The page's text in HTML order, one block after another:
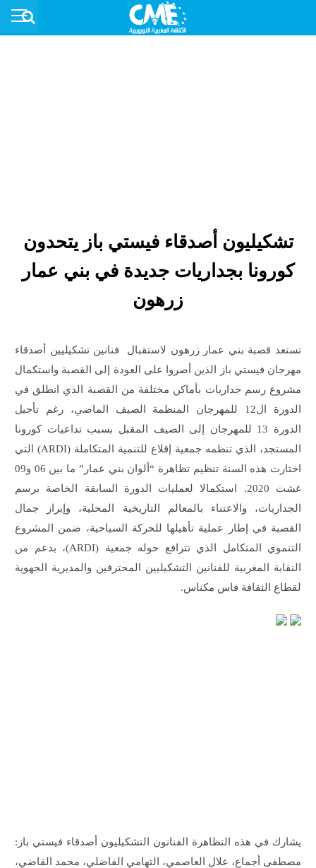
تشكيليون أصدقاء فيستي باز يتحدون
كورونا بجداريات جديدة في بني عمار
زرهون
تستعد قصبة بني عمار زرهون لاستقبال فنانين تشكيليين أصدقاء
مهرجان فيستي باز الذين أصروا على العودة إلى القصبة واستكمال
مشروع رسم جداريات بأماكن مختلفة من القصبة الذي انطلق في
الدورة ال12 للمهرجان المنظمة الصيف الماضي، رغم تأجيل
الدورة 13 للمهرجان إلى الصيف المقبل بسبب تداعيات كورونا
المستجد، الذي تنظمه جمعية إقلاع للتنمية المتكاملة (ARDI) التي
اختارت هذه السنة تنظيم تظاهرة “ألوان بني عمار” ما بين 06 و09
غشت 2020. استكمالا لعمليات الدورة السابقة الخاصة برسم
الجداريات، والاعتناء بالمعالم التاريخية المحلية، وإبراز جمال
القصبة في إطار عملية تأهيلها للحركة السياحية، ضمن المشروع
التنموي المتكامل الذي تترافع حوله جمعية (ARDI)، بدعم من
النقابة المغربية للفنانين التشكيليين المحترفين والمديرية الجهوية
لقطاع الثقافة فاس مكناس.
يشارك في هذه التظاهرة الفنانون التشكيليون أصدقاء فيستي باز:
مصطفى أجماع، علال العاصمي، التهامي الفاضلي، محمد القاضي،